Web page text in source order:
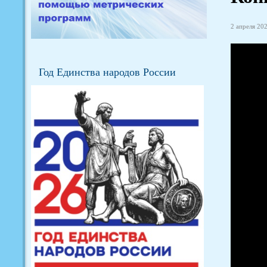
Год Единства народов России
2 апреля